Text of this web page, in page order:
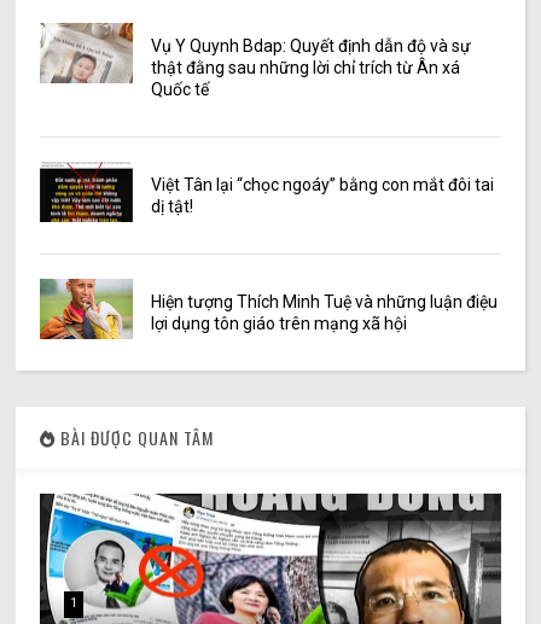
Vụ Y Quynh Bdap: Quyết định dẫn độ và sự
thật đằng sau những lời chỉ trích từ Ân xá
Quốc tế
Việt Tân lại “chọc ngoáy” bằng con mắt đôi tai
dị tật!
Hiện tượng Thích Minh Tuệ và những luận điệu
lợi dụng tôn giáo trên mạng xã hội
BÀI ĐƯỢC QUAN TÂM
1